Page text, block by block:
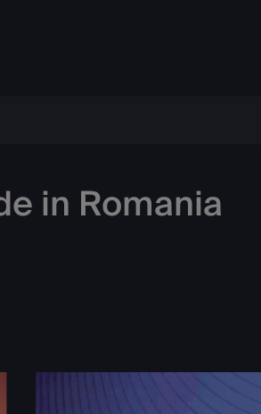
in Romania